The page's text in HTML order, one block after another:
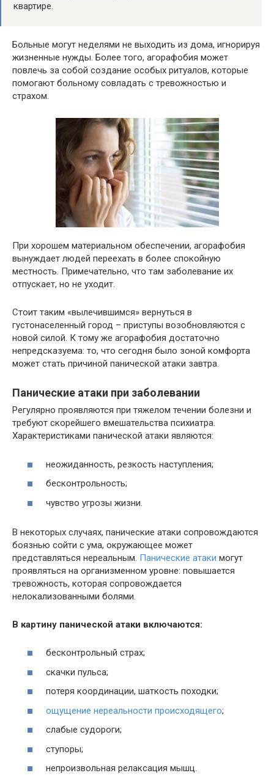
квартире.
Больные могут неделями не выходить из дома, игнорируя
жизненные нужды. Более того, агорафобия может
повлечь за собой создание особых ритуалов, которые
помогают больному совладать с тревожностью и
страхом.
При хорошем материальном обеспечении, агорафобия
вынуждает людей переехать в более спокойную
местность. Примечательно, что там заболевание их
отпускает, но не уходит.
Стоит таким «вылечившимся» вернуться в
густонаселенный город – приступы возобновляются с
новой силой. К тому же агорафобия достаточно
непредсказуема: то, что сегодня было зоной комфорта
может стать причиной панической атаки завтра.
Панические атаки при заболевании
Регулярно проявляются при тяжелом течении болезни и
требуют скорейшего вмешательства психиатра.
Характеристиками панической атаки являются:
неожиданность, резкость наступления;
бесконтрольность;
чувство угрозы жизни.
В некоторых случаях, панические атаки сопровождаются
боязнью сойти с ума, окружающее может
представляться нереальным. Панические атаки могут
проявляться на организменном уровне: повышается
тревожность, которая сопровождается
нелокализованными болями.
В картину панической атаки включаются:
бесконтрольный страх;
скачки пульса;
потеря координации, шаткость походки;
ощущение нереальности происходящего;
слабые судороги;
ступоры;
непроизвольная релаксация мышц.